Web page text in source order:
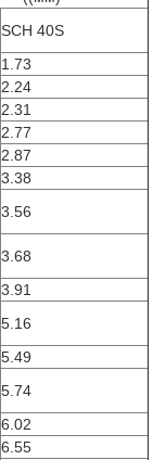
SCH 40S
1.73
2.24
2.31
2.77
2.87
3.38
3.56
3.68
3.91
5.16
5.49
5.74
6.02
6.55